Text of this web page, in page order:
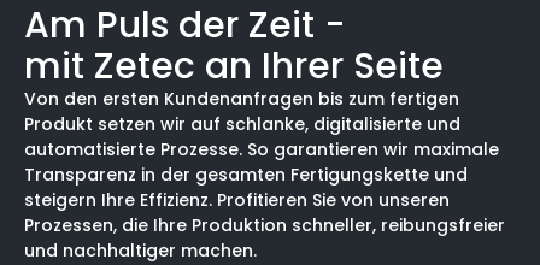
Am Puls der Zeit -
mit Zetec an Ihrer Seite
Von den ersten Kundenanfragen bis zum fertigen
Produkt setzen wir auf schlanke, digitalisierte und
automatisierte Prozesse. So garantieren wir maximale
Transparenz in der gesamten Fertigungskette und
steigern Ihre Effizienz. Profitieren Sie von unseren
Prozessen, die Ihre Produktion schneller, reibungsfreier
und nachhaltiger machen.